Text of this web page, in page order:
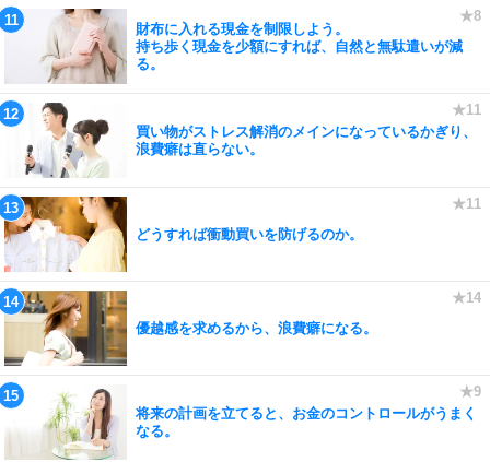
財布に入れる現金を制限しよう。
持ち歩く現金を少額にすれば、自然と無駄遣いが減
る。
買い物がストレス解消のメインになっているかぎり、
浪費癖は直らない。
どうすれば衝動買いを防げるのか。
優越感を求めるから、浪費癖になる。
将来の計画を立てると、お金のコントロールがうまく
なる。